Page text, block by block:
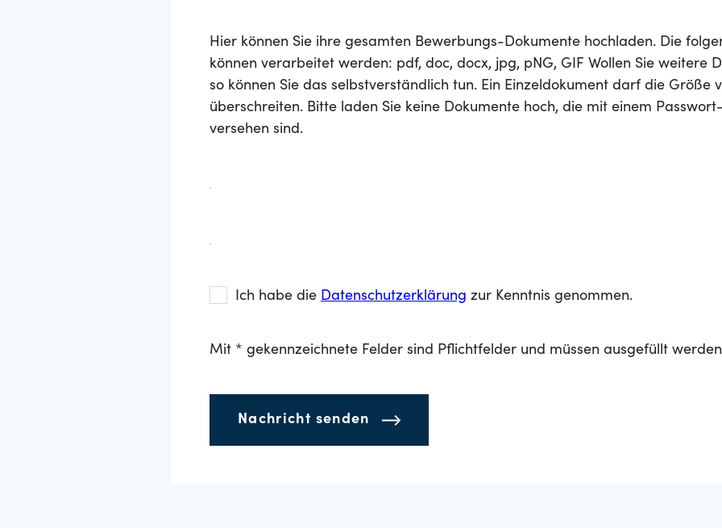
Hier können Sie ihre gesamten Bewerbungs-Dokumente hochladen. Die
können verarbeitet werden: pdf, doc, docx, jpg, pNG, GIF Wollen Sie weitere
so können Sie das selbstverständlich tun. Ein Einzeldokument darf die Größe
überschreiten. Bitte laden Sie keine Dokumente hoch, die mit einem
versehen sind.
Ich habe die Datenschutzerklärung zur Kenntnis genommen.
Mit * gekennzeichnete Felder sind Pflichtfelder und müssen ausgefüllt
Nachricht senden